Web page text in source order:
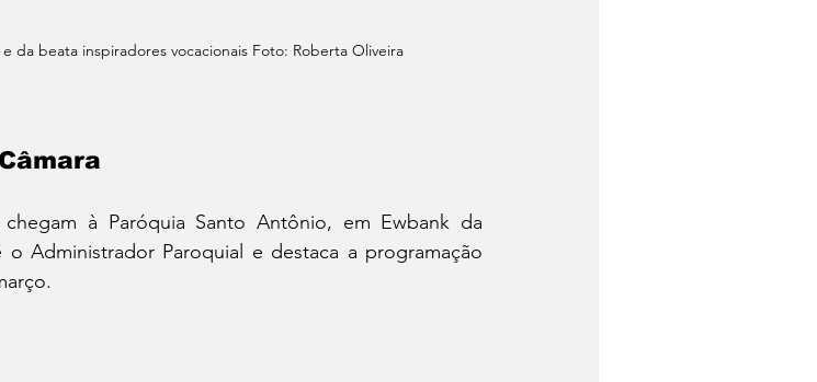
da beata inspiradores vocacionais Foto: Roberta Oliveira
à Paróquia Santo Antônio, em Ewbank da
Administrador Paroquial e destaca a programação